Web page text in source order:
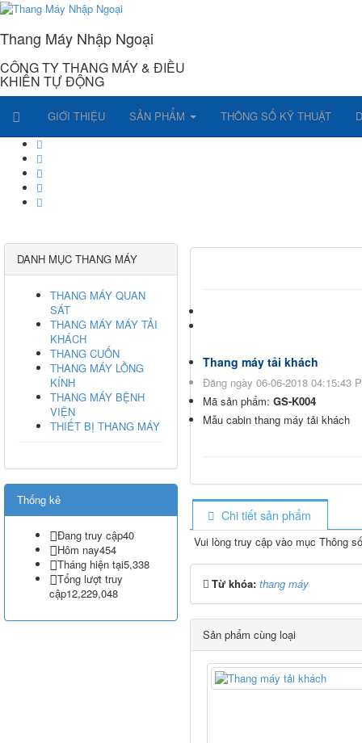
Thang Máy Nhập Ngoại
CÔNG TY THANG MÁY & ĐIỀU
KHIỂN TỰ ĐỘNG
GIỚI THIỆU SẢN PHẨM THÔNG SỐ KỸ THUẬT
Thang máy tải khách
Đăng ngày 06-06-2018 04:15:43
Mã sản phẩm: GS-K004
Mẫu cabin thang máy tải khách
Chi tiết sản phẩm
Vui lòng truy cập vào mục Thông
Từ khóa: thang máy
Sản phẩm cùng loại
DANH MỤC THANG MÁY
THANG MÁY QUAN
SÁT
THANG MÁY MÁY TẢI
KHÁCH
THANG CUỐN
THANG MÁY LỒNG
KÍNH
THANG MÁY BỆNH
VIỆN
THIẾT BỊ THANG MÁY
Thống kê
Đang truy cập40
Hôm nay454
Tháng hiện tại5,338
Tổng lượt truy
cập12,229,048